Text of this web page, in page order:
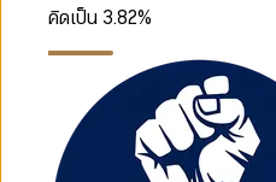
คิดเป็น 3.82%